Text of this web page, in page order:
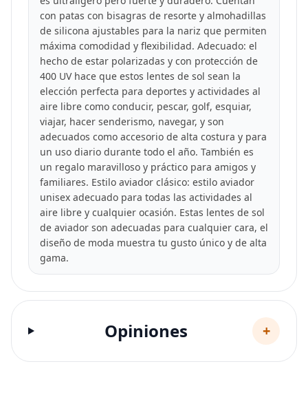
con patas con bisagras de resorte y almohadillas
de silicona ajustables para la nariz que permiten
máxima comodidad y flexibilidad. Adecuado: el
hecho de estar polarizadas y con protección de
400 UV hace que estos lentes de sol sean la
elección perfecta para deportes y actividades al
aire libre como conducir, pescar, golf, esquiar,
viajar, hacer senderismo, navegar, y son
adecuados como accesorio de alta costura y para
un uso diario durante todo el año. También es
un regalo maravilloso y práctico para amigos y
familiares. Estilo aviador clásico: estilo aviador
unisex adecuado para todas las actividades al
aire libre y cualquier ocasión. Estas lentes de sol
de aviador son adecuadas para cualquier cara, el
diseño de moda muestra tu gusto único y de alta
gama.
Opiniones +